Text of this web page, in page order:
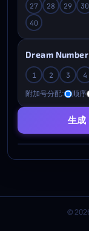
27
28 29 30
40
Dream Number
1 2 3 4
附加号分配: 顺序
生成
©